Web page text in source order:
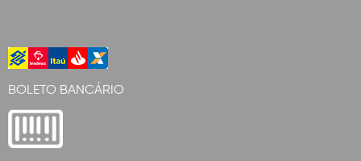
BOLETO BANCÁRIO